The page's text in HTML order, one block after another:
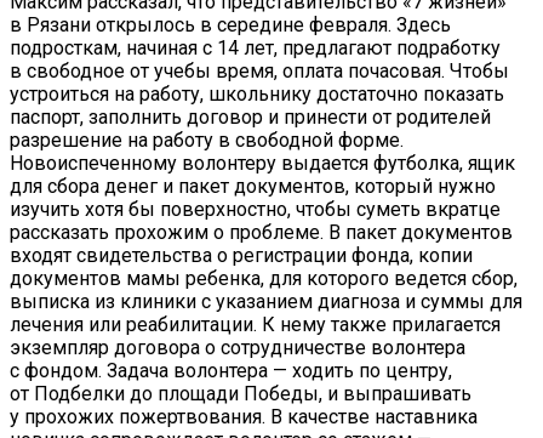
в Рязани открылось в середине февраля. Здесь
подросткам, начиная с 14 лет, предлагают подработку
в свободное от учебы время, оплата почасовая. Чтобы
устроиться на работу, школьнику достаточно показать
паспорт, заполнить договор и принести от родителей
разрешение на работу в свободной форме.
Новоиспеченному волонтеру выдается футболка, ящик
для сбора денег и пакет документов, который нужно
изучить хотя бы поверхностно, чтобы суметь вкратце
рассказать прохожим о проблеме. В пакет документов
входят свидетельства о регистрации фонда, копии
документов мамы ребенка, для которого ведется сбор,
выписка из клиники с указанием диагноза и суммы для
лечения или реабилитации. К нему также прилагается
экземпляр договора о сотрудничестве волонтера
с фондом. Задача волонтера — ходить по центру,
от Подбелки до площади Победы, и выпрашивать
у прохожих пожертвования. В качестве наставника